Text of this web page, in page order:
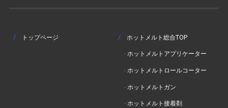
/ トップページ / ホットメルト総合TOP
-ホットメルトアプリケーター
- ホットメルトロールコーター
- ホットメルトガン
-ホットメルト接着剤